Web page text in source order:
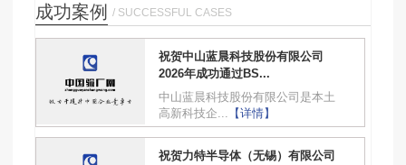
成功案例 / SUCCESSFUL CASES
祝贺中山蓝晨科技股份有限公司
2026年成功通过BS...
中山蓝晨科技股份有限公司是本土
高新科技企...
【详情】
祝贺力特半导体（无锡）有限公司